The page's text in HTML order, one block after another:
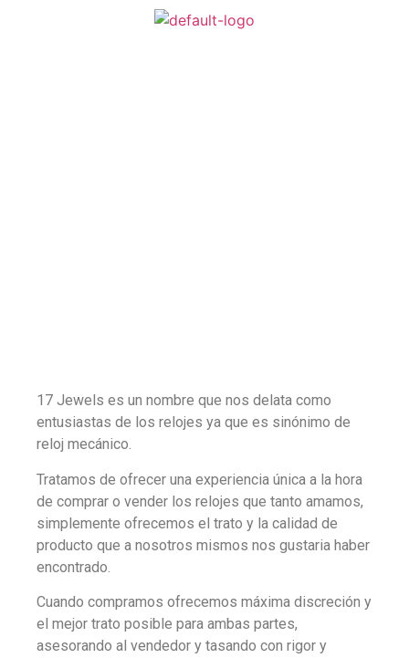
17 Jewels es un nombre que nos delata como
entusiastas de los relojes ya que es sinónimo de
reloj mecánico.
Tratamos de ofrecer una experiencia única a la hora
de comprar o vender los relojes que tanto amamos,
simplemente ofrecemos el trato y la calidad de
producto que a nosotros mismos nos gustaria haber
encontrado.
Cuando compramos ofrecemos máxima discreción y
el mejor trato posible para ambas partes,
asesorando al vendedor y tasando con rigor y